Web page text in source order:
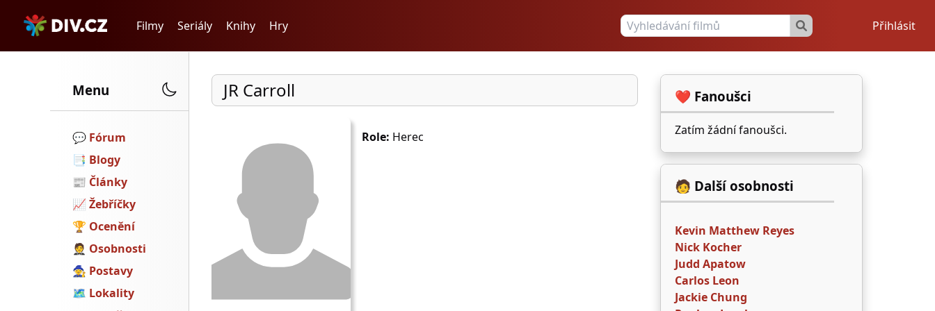
Filmy Seriály Knihy Hry Přihlásit
Menu
💬️ Fórum
📑 Blogy
📰 Články
📈 Žebříčky
🏆 Ocenění
🤵 Osobnosti
🧙 Postavy
🗺 Lokality
JR Carroll
Role: Herec
❤️ Fanoušci
Zatím žádní fanoušci.
🧑 Další osobnosti
Kevin Matthew Reyes
Nick Kocher
Judd Apatow
Carlos Leon
Jackie Chung